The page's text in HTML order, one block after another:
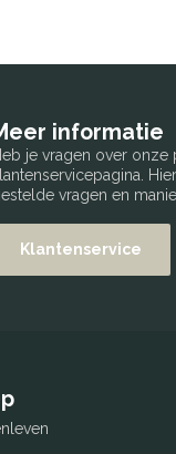
informatie
je vragen over
vragen en
Klantenservice